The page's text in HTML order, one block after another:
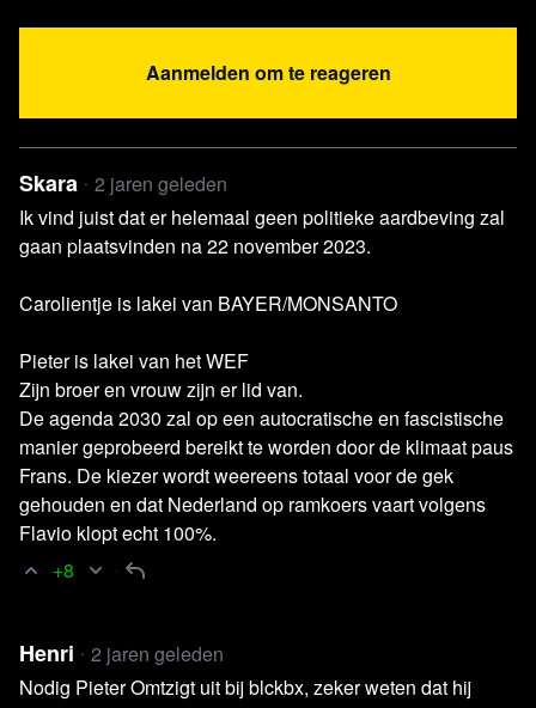
Relevante achtergrondinformatie en
Video blckbxTragedie toeslagenaffaire duurt voort:
achtergehouden documenten gevonden bij
Belastingdienst
Artikel NU.nlOndernemers in de knel nu ze
Artikel Doorbraak.beEuropese Commissie gaf 10
Afbeelding EenVandaag Dat Tweede Kamer tot
september wacht met controversieel verklaren van
onderwerpen, kan op weinig begrip rekenen
Artikel NRCStikstofminister Van der Wal vraagt
provincies om goedkopere stikstofplannen
Video EenVandaagLange wachttijd en steeds
strengere oordelen: kritiek op afhandeling immateriële
Uitzending Nieuwe Oogst
Anje Grin over dreigend eind van bedrijf
Aanmelden om te reageren
Skara
2 jaren geleden
Ik vind juist dat er helemaal geen politieke aardbeving zal
gaan plaatsvinden na 22 november 2023.
Carolientje is lakei van BAYER/MONSANTO
Pieter is lakei van het WEF
Zijn broer en vrouw zijn er lid van.
De agenda 2030 zal op een autocratische en fascistische
manier geprobeerd bereikt te worden door de klimaat paus
Frans. De kiezer wordt weereens totaal voor de gek
gehouden en dat Nederland op ramkoers vaart volgens
Flavio klopt echt 100%.
+8
Henri
2 jaren geleden
Nodig Pieter Omtzigt uit bij blckbx, zeker weten dat hij